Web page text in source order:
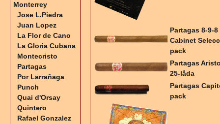
Partagas 8-9-8
Cabinet
pack
Partagas
25-låda
Partagas
pack
Monterrey
Jose L.Piedra
Juan Lopez
La Flor de Cano
La Gloria Cubana
Montecristo
Partagas
Por Larrañaga
Punch
Quai d'Orsay
Quintero
Rafael Gonzalez